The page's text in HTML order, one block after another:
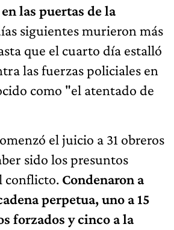
las puertas de la
siguientes murieron más
que el cuarto día estalló
las fuerzas policiales en
como "el atentado de
el juicio a 31 obreros
sido los presuntos
conflicto. Condenaron a
perpetua, uno a 15
forzados ycinco a la